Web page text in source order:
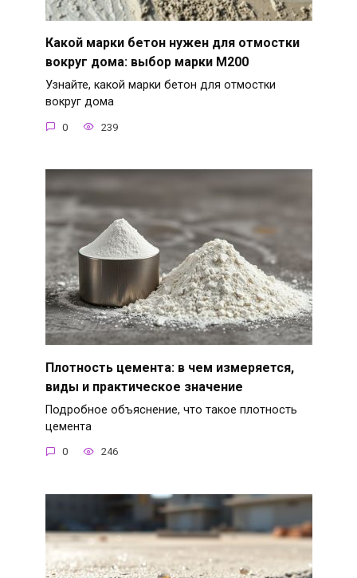
Какой марки бетон нужен для отмостки
вокруг дома: выбор марки М200
Узнайте, какой марки бетон для отмостки
вокруг дома
0 239
Плотность цемента: в чем измеряется,
виды и практическое значение
Подробное объяснение, что такое плотность
цемента
0 246